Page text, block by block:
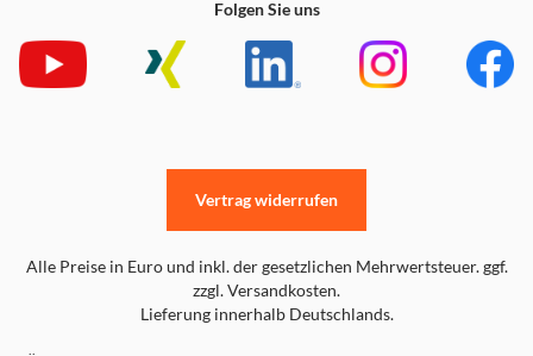
Folgen Sie uns
Alle Preise in Euro und inkl. der gesetzlichen Mehrwertsteuer. ggf.
zzgl. Versandkosten.
Lieferung innerhalb Deutschlands.
Vertrag widerrufen